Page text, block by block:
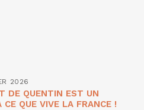
2026
DE QUENTIN EST UN
CE QUE VIVE LA FRANCE !